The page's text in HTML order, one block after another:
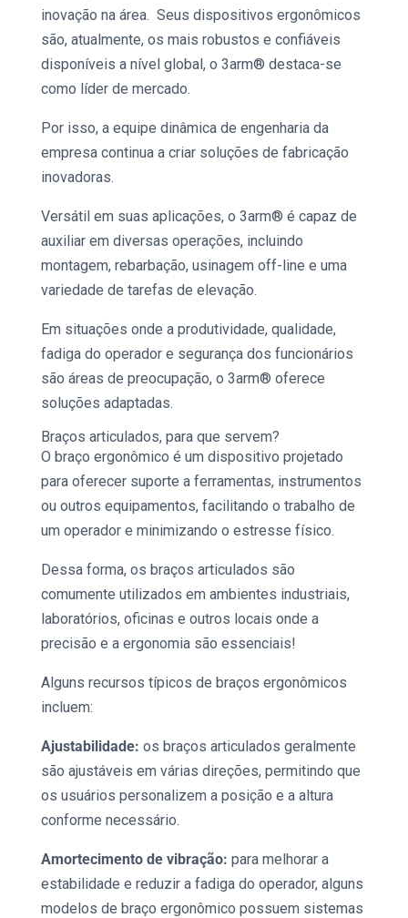
inovação na área. Seus dispositivos ergonômicos
são, atualmente, os mais robustos e confiáveis
disponíveis a nível global, o 3arm® destaca-se
como líder de mercado.
Por isso, a equipe dinâmica de engenharia da
empresa continua a criar soluções de fabricação
inovadoras.
Versátil em suas aplicações, o 3arm® é capaz de
auxiliar em diversas operações, incluindo
montagem, rebarbação, usinagem off-line e uma
variedade de tarefas de elevação.
Em situações onde a produtividade, qualidade,
fadiga do operador e segurança dos funcionários
são áreas de preocupação, o 3arm® oferece
soluções adaptadas.
Braços articulados,para que servem?
O braço ergonômico é um dispositivo projetado
para oferecer suporte a ferramentas, instrumentos
ou outros equipamentos, facilitando o trabalho de
um operador e minimizando o estresse físico.
Dessa forma, os braços articulados são
comumente utilizados em ambientes industriais,
laboratórios, oficinas e outros locais onde a
precisão e a ergonomia são essenciais!
Alguns recursos típicos de braços ergonômicos
incluem:
Ajustabilidade: os braços articulados geralmente
são ajustáveis em várias direções, permitindo que
os usuários personalizem a posição e a altura
conforme necessário.
Amortecimento de vibração: para melhorar a
estabilidade e reduzir a fadiga do operador, alguns
modelos de braço ergonômico possuem sistemas